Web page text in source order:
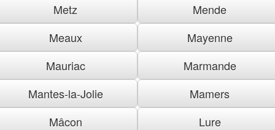
Metz
Mende
Meaux
Mayenne
Mauriac
Marmande
Mantes-la-Jolie
Mamers
Mâcon
Lure